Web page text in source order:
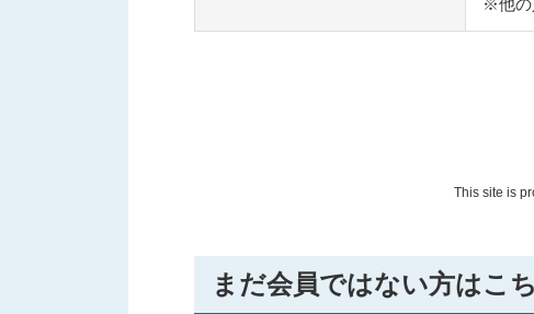
This site is
まだ会員ではない方はこ